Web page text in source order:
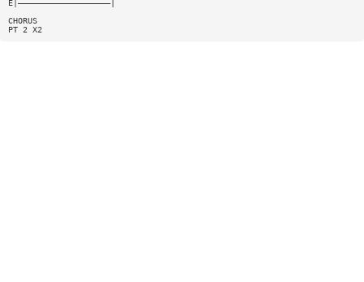
E|———————————————————|
CHORUS
PT 2 X2